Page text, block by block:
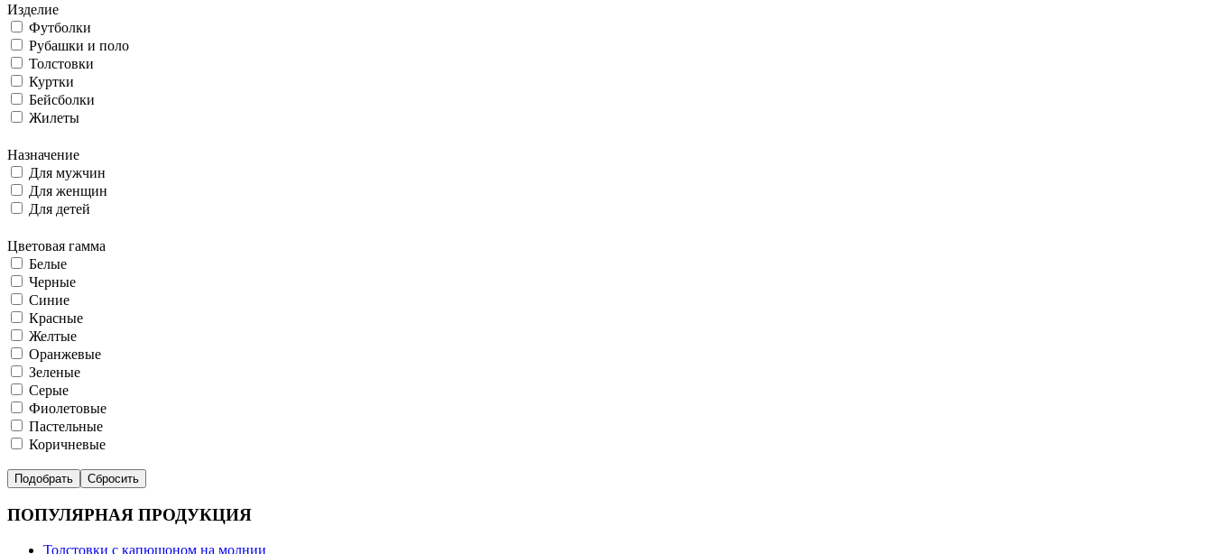
Изделие
Футболки
Рубашки и поло
Толстовки
Куртки
Бейсболки
Жилеты
Назначение
Для мужчин
Для женщин
Для детей
Цветовая гамма
Белые
Черные
Синие
Красные
Желтые
Оранжевые
Зеленые
Серые
Фиолетовые
Пастельные
Коричневые
ПОПУЛЯРНАЯ ПРОДУКЦИЯ
Толстовки с капюшоном на молнии